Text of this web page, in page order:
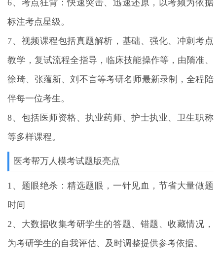
6、考点狂背：快速突击、迅速还原，以考频为依据
标注考点星级。
7、视频课程包括真题解析，基础、强化、冲刺考点
教学，复试流程全指导，临床技能操作等，由隋准、
徐琦、张蕴新、刘不言等考研名师最新录制，全程陪
伴每一位考生。
8、包括医师资格、执业药师、护士执业、卫生职称
等多样课程。
医考帮万人模考试题版亮点
1、题眼绝杀：精选题眼，一针见血，节省大量做题
时间
2、大数据收集考研学生的答题、错题、收藏情况，
为考研学生的自我评估、及时调整提供参考依据。